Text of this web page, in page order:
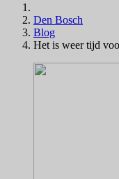
Den Bosch
Blog
Het is weer tijd